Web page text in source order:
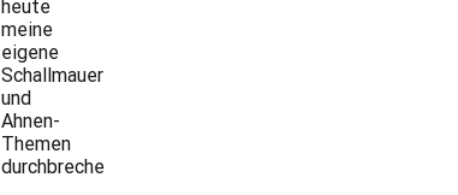
heute
meine
eigene
Schallmauer
und
Ahnen-
Themen
durchbreche